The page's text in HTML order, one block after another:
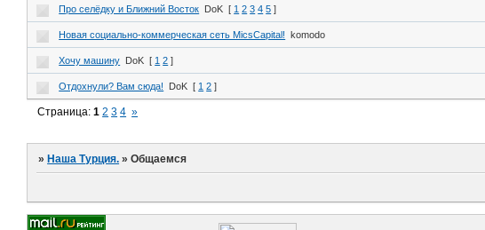
Про селёдку и Ближний Восток DoK [ 1 2 3 4 5 ]
Новая социально-коммерческая сеть MicsCapital! komodo
Хочу машину DoK [ 1 2 ]
Отдохнули? Вам сюда! DoK [ 1 2 ]
Страница:1 2 3 4 »
»Наша Турция. »Общаемся